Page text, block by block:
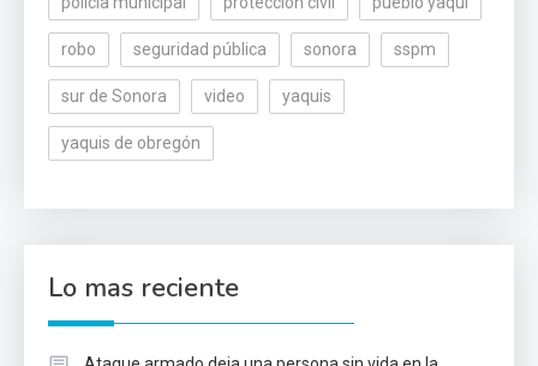
robo seguridad pública sonora sspm
sur de Sonora video yaquis
yaquis de obregón
Lo mas reciente